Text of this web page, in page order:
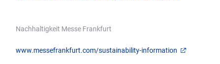
Nachhaltigkeit Messe Frankfurt
www.messefrankfurt.com/sustainability-information